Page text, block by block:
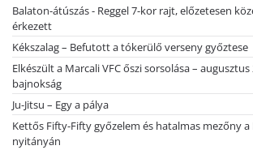
Balaton-átúszás - Reggel 7-kor rajt, előzetesen
érkezett
Kékszalag – Befutott a tókerülő verseny győztese
Elkészült a Marcali VFC őszi sorsolása –
bajnokság
Ju-Jitsu – Egy a pálya
Kettős Fifty-Fifty győzelem és hatalmas mezőny a
nyitányán